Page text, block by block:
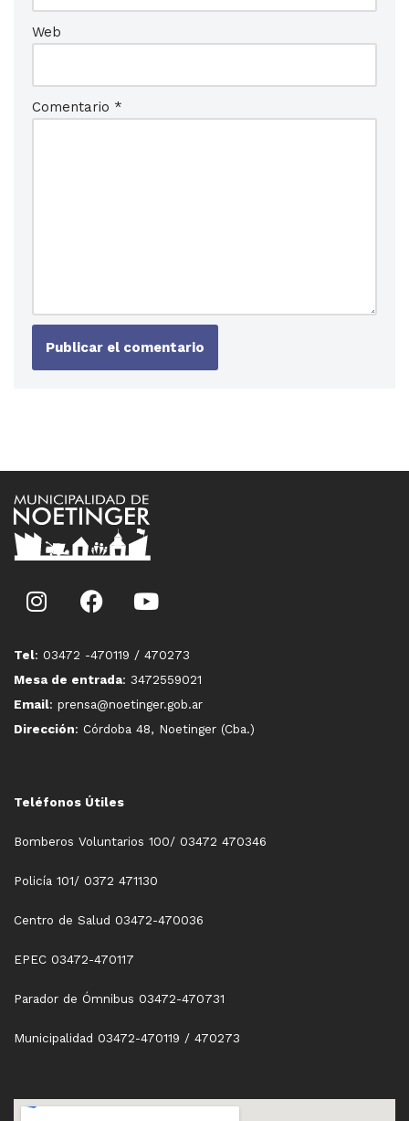
Web
Comentario *
Tel: 03472 -470119 / 470273
Mesa de entrada: 3472559021
Email: prensa@noetinger.gob.ar
Dirección: Córdoba 48, Noetinger (Cba.)
Teléfonos Útiles
Bomberos Voluntarios 100/ 03472 470346
Policía 101/ 0372 471130
Centro de Salud 03472-470036
EPEC 03472-470117
Parador de Ómnibus 03472-470731
Municipalidad 03472-470119 / 470273